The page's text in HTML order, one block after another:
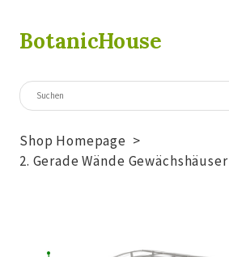
BotanicHouse
Shop Homepage
2. Gerade Wände Gewächshäuser